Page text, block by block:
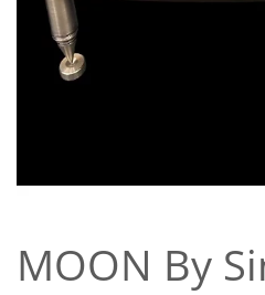
MOON By